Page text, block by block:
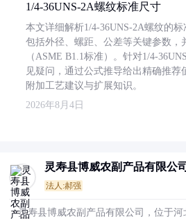
1/4-36UNS-2A螺纹标准尺寸
本文详细解析1/4-36UNS-2A螺纹的标
包括外径、螺距、公差等关键参数，
（ASME B1.1标准）。针对1/4-
见疑问，通过公式推导给出精确推荐
附加工艺建议与扩展知识。
2026年8月4日
灵寿县博威农副产品有限公司
法人:郝强
灵寿县博威农副产品有限公司，位于